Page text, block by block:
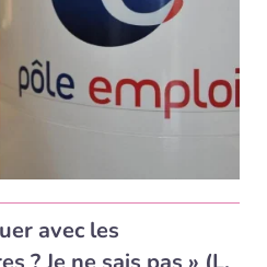
avec les